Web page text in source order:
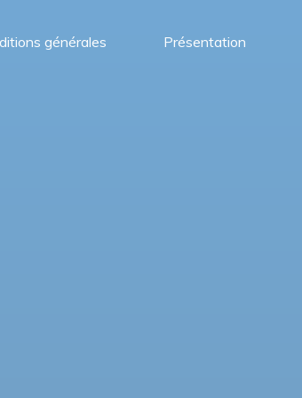
générales Présentation